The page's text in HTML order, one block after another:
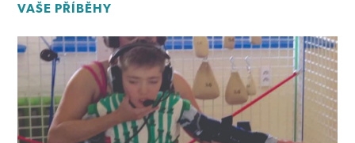
VAŠE PŘÍBĚHY